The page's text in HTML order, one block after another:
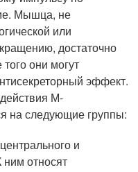
Мышца, не
или
достаточно
они могут
эффект.
М-
на следующие группы:
и
ним относят